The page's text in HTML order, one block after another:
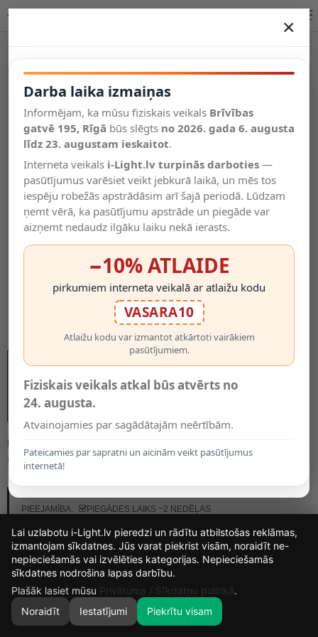
Salīdzināt
Vēlmju
saraksts
Valodas
0
MODELIS:
92.00€
PIEEJAMĪBA:
PIEGĀDES LAIKS ~2 NEDĒĻAS
×
Darba laika izmaiņas
Informējam, ka mūsu fiziskais veikals Brīvības
gatvē 195, Rīgā būs slēgts no 2026. gada 6. augusta
līdz 23. augustam ieskaitot.
Interneta veikals i-Light.lv turpinās darboties —
pasūtījumus varēsiet veikt jebkurā laikā, un mēs tos
iespēju robežās apstrādāsim arī šajā periodā. Lūdzam
ņemt vērā, ka pasūtījumu apstrāde un piegāde var
aizņemt nedaudz ilgāku laiku nekā ierasts.
−10% ATLAIDE
pirkumiem interneta veikalā ar atlaižu kodu
VASARA10
Atlaižu kodu var izmantot atkārtoti vairākiem
pasūtījumiem.
Fiziskais veikals atkal būs atvērts no
24. augusta.
Atvainojamies par sagādātajām neērtībām.
Pateicamies par sapratni un aicinām veikt pasūtījumus
internetā!
16
DIENAS
12
STUNDAS
41
MIN.
58
Lai uzlabotu i-Light.lv pieredzi un rādītu atbilstošas reklāmas,
izmantojam sīkdatnes. Jūs varat piekrist visām, noraidīt ne-
nepieciešamās vai izvēlēties kategorijas. Nepieciešamās
sīkdatnes nodrošina lapas darbību.
Plašāk lasiet mūsu Privātuma / Sīkdatņu politikā.
Noraidīt
Iestatījumi Piekrītu visam